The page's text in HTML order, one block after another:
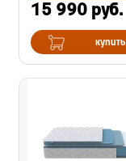
15 990 руб.
купить